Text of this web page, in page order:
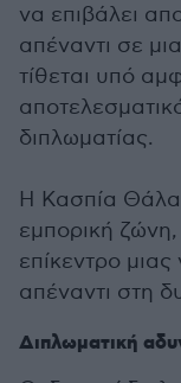
να επιβάλει
απέναντι σε
τίθεται υπό
διπλωματίας.
Η Κασπία
εμπορική
επίκεντρο
απέναντι στη
Διπλωματική